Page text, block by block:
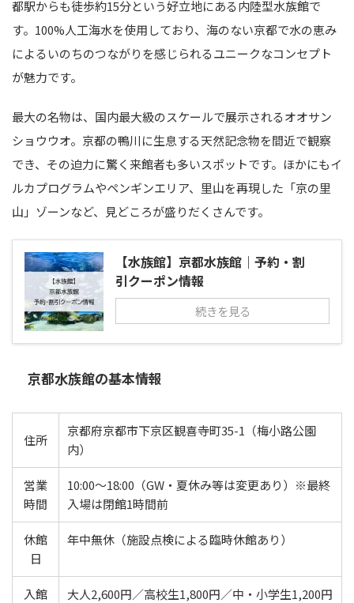
都駅からも徒歩約15分という好立地にある内陸型水族館で
す。100%人工海水を使用しており、海のない京都で水の恵み
によるいのちのつながりを感じられるユニークなコンセプト
が魅力です。
最大の名物は、国内最大級のスケールで展示されるオオサン
ショウウオ。京都の鴨川に生息する天然記念物を間近で観察
でき、その迫力に驚く来館者も多いスポットです。ほかにもイ
ルカプログラムやペンギンエリア、里山を再現した「京の里
山」ゾーンなど、見どころが盛りだくさんです。
【水族館】京都水族館｜予約・割
引クーポン情報
続きを見る
京都水族館の基本情報
住所
京都府京都市下京区観喜寺町35-1（梅小路公園
内）
営業
時間
10:00〜18:00（GW・夏休み等は変更あり）※最終
入場は閉館1時間前
休館
日
年中無休（施設点検による臨時休館あり）
入館
大人2,600円／高校生1,800円／中・小学生1,200円